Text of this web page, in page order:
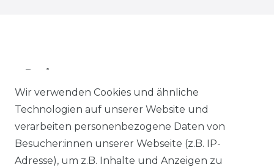
Preis
EUR EUR
Wir verwenden Cookies und ähnliche
Technologien auf unserer Website und
verarbeiten personenbezogene Daten von
Besucher:innen unserer Webseite (z.B. IP-
Adresse), um z.B. Inhalte und Anzeigen zu